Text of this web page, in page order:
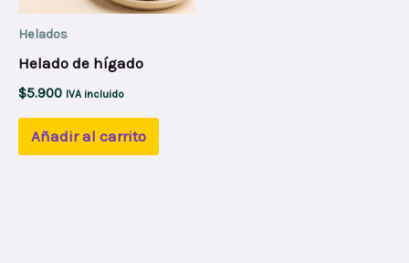
Helados
Helado de hígado
$5.900 IVA incluido
Añadir al carrito